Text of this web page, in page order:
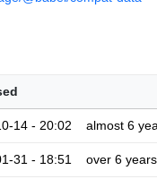
14 - 20:02 almost 6
31 - 18:51 over 6 years